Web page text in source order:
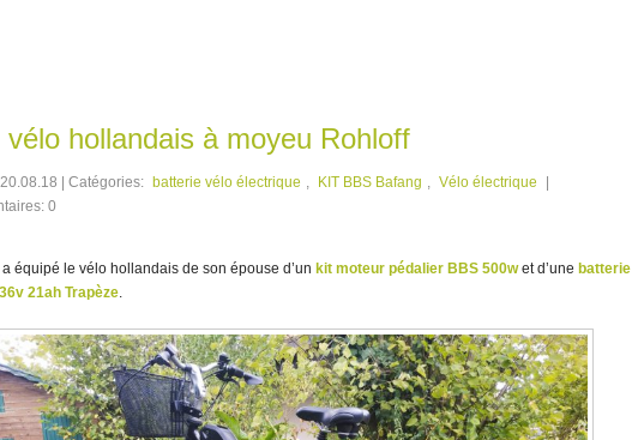
vélo hollandais à moyeu Rohloff
| Catégories: batterie vélo électrique , KIT BBS Bafang , Vélo électrique
0
a équipé le vélo hollandais de son épouse d’un kit moteur pédalier BBS 500wet d’une batterie
21ah Trapèze.